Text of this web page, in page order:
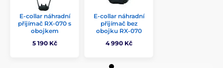
E-collar náhradní
přijímač RX-070 s
obojkem
5 190 Kč
E-collar náhradní
přijímač bez
obojku RX-070
4 990 Kč